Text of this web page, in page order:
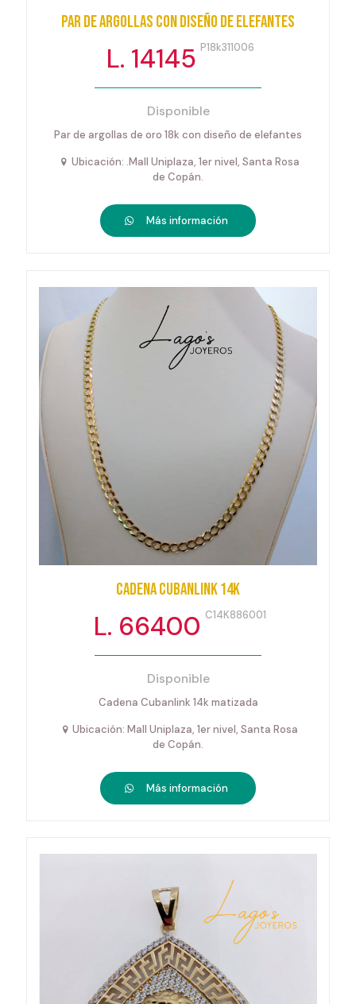
Par de argollas con diseño de elefantes
L. 14145 P18k311006
Disponible
Par de argollas de oro 18k con diseño de elefantes
Ubicación: .Mall Uniplaza, 1er nivel, Santa Rosa
de Copán.
Más información
Cadena Cubanlink 14k
L. 66400 C14K886001
Disponible
Cadena Cubanlink 14k matizada
Ubicación: Mall Uniplaza, 1er nivel, Santa Rosa
de Copán.
Más información